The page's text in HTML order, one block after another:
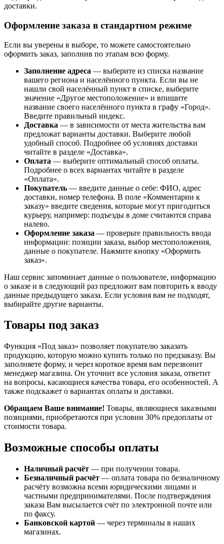
доставки.
Оформление заказа в стандартном режиме
Если вы уверены в выборе, то можете самостоятельно
оформить заказ, заполнив по этапам всю форму.
Заполнение адреса — выберите из списка название
вашего региона и населённого пункта. Если вы не
нашли свой населённый пункт в списке, выберите
значение «Другое местоположение» и впишите
название своего населённого пункта в графу «Город».
Введите правильный индекс.
Доставка — в зависимости от места жительства вам
предложат варианты доставки. Выберите любой
удобный способ. Подробнее об условиях доставки
читайте в разделе «Доставка».
Оплата — выберите оптимальный способ оплаты.
Подробнее о всех вариантах читайте в разделе
«Оплата».
Покупатель — введите данные о себе: ФИО, адрес
доставки, номер телефона. В поле «Комментарии к
заказу» введите сведения, которые могут пригодиться
курьеру, например: подъезды в доме считаются справа
налево.
Оформление заказа — проверьте правильность ввода
информации: позиции заказа, выбор местоположения,
данные о покупателе. Нажмите кнопку «Оформить
заказ».
Наш сервис запоминает данные о пользователе, информацию
о заказе и в следующий раз предложит вам повторить к вводу
данные предыдущего заказа. Если условия вам не подходят,
выбирайте другие варианты.
Товары под заказ
Функция «Под заказ» позволяет покупателю заказать
продукцию, которую можно купить только по предзаказу. Вы
заполняете форму, и через короткое время вам перезвонит
менеджер магазина. Он уточнит все условия заказа, ответит
на вопросы, касающиеся качества товара, его особенностей. А
также подскажет о вариантах оплаты и доставки.
Обращаем Ваше внимание! Товары, являющиеся заказными
позициями, приобретаются при условии 30% предоплаты от
стоимости товара.
Возможные способы оплаты
Наличный расчёт — при получении товара.
Безналичный расчёт — оплата товара по безналичному
расчёту возможна всеми юридическими лицами и
частными предпринимателями. После подтверждения
заказа Вам высылается счёт по электронной почте или
по факсу.
Банковской картой — через терминалы в наших
магазинах.